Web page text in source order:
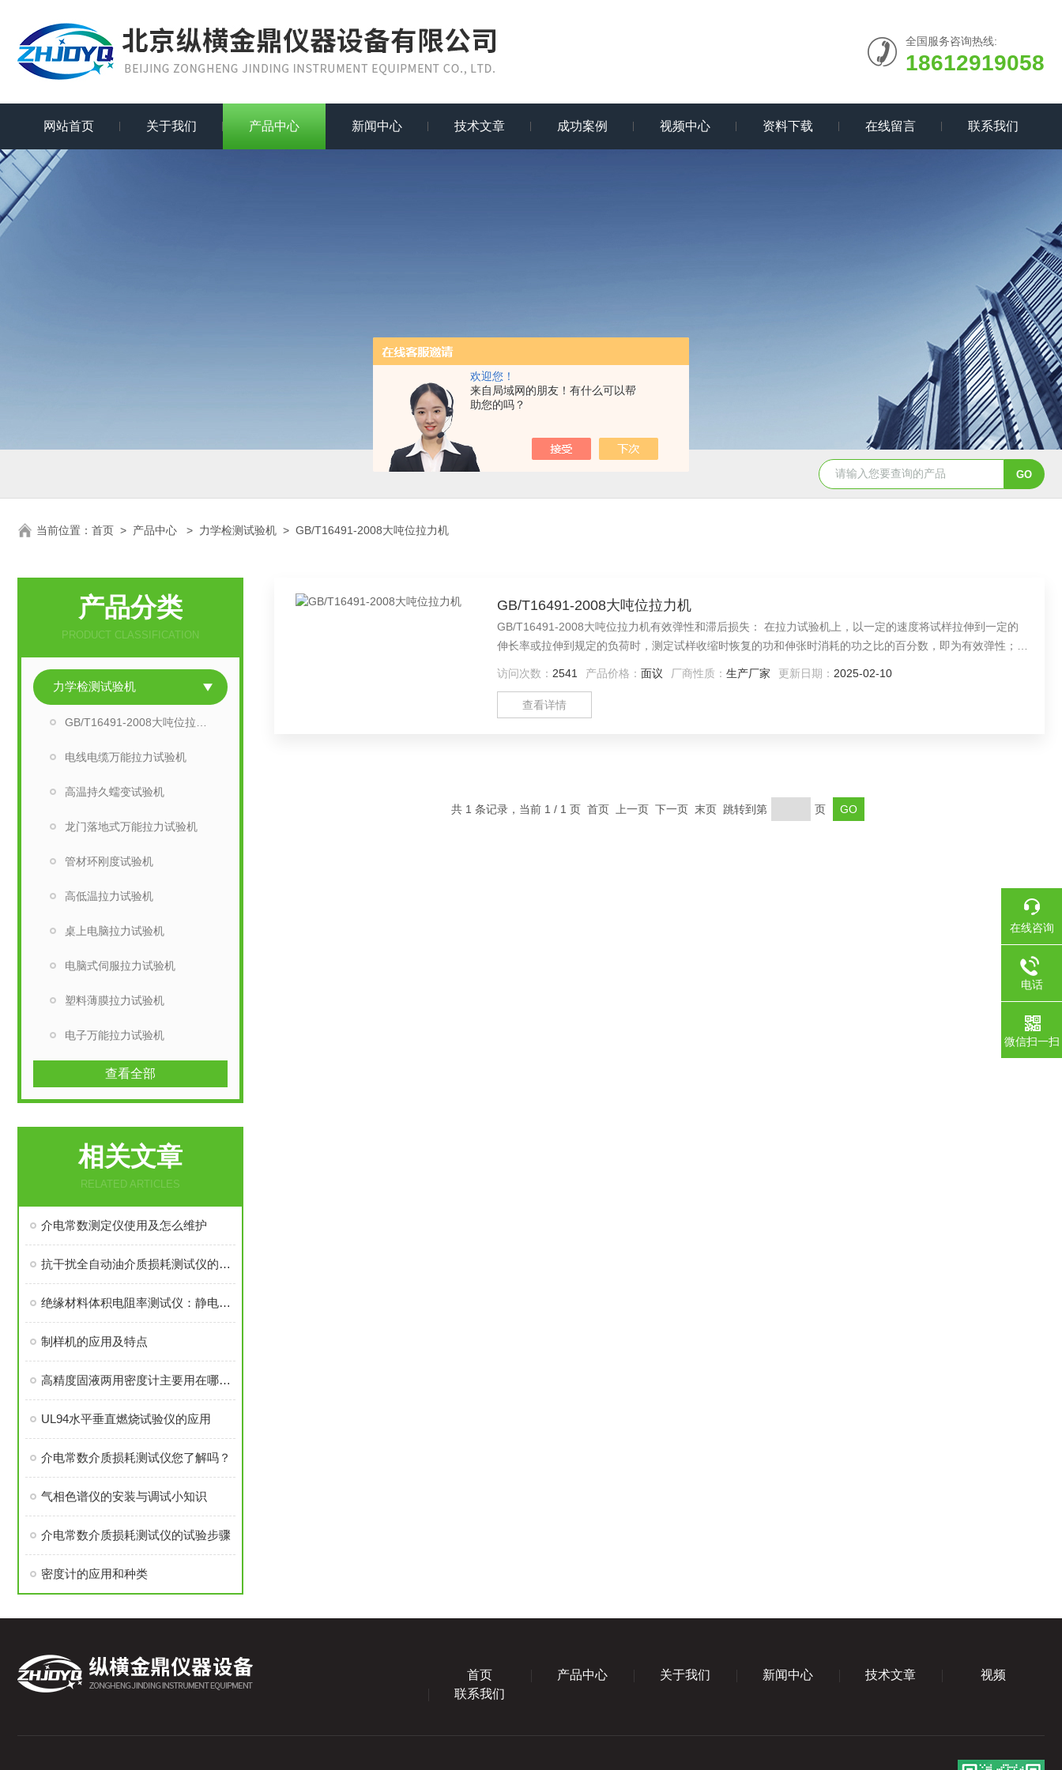
欢迎您！
来自局域网的朋友！有什么可以帮
助您的吗？
全国服务咨询热线:
18612919058
网站首页 关于我们 产品中心 新闻中心 技术文章 成功案例 视频中心 资料下载 在线留言 联系我们
当前位置： 首页 > 产品中心 > 力学检测试验机 > GB/T16491-2008大吨位拉力机
产品分类
PRODUCT CLASSIFICATION
力学检测试验机
电线电缆万能拉力试验机
高温持久蠕变试验机
龙门落地式万能拉力试验机
管材环刚度试验机
高低温拉力试验机
桌上电脑拉力试验机
电脑式伺服拉力试验机
塑料薄膜拉力试验机
电子万能拉力试验机
查看全部
相关文章
RELATED ARTICLES
介电常数测定仪使用及怎么维护
抗干扰全自动油介质损耗测试仪的特点
绝缘材料体积电阻率测试仪：静电的守门人
制样机的应用及特点
高精度固液两用密度计主要用在哪些行业
UL94水平垂直燃烧试验仪的应用
介电常数介质损耗测试仪您了解吗？
气相色谱仪的安装与调试小知识
介电常数介质损耗测试仪的试验步骤
密度计的应用和种类
GB/T16491-2008大吨位拉力机
GB/T16491-2008大吨位拉力机有效弹性和滞后损失： 在拉力试验机上，以一定的速度将试样拉伸到一定的
伸长率或拉伸到规定的负荷时，测定试样收缩时恢复的功和伸张时消耗的功之比的百分数，即为有效弹性；测
访问次数： 2541 产品价格： 面议 厂商性质： 生产厂家 更新日期： 2025-02-10
查看详情
共 1 条记录，当前 1 / 1 页 首页 上一页 下一页 末页 跳转到第 页
首页 产品中心 关于我们 新闻中心 技术文章
视频
联系我们
在线咨询
电话
微信扫一扫